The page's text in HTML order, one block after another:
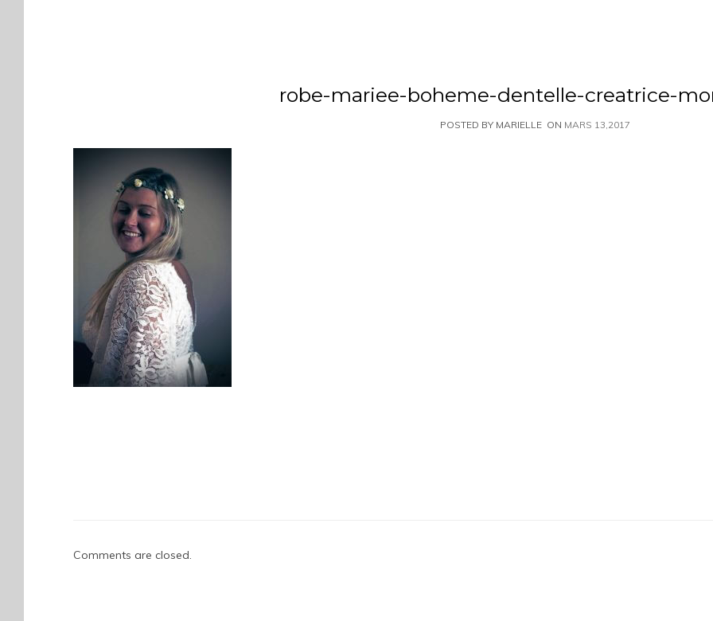
robe-mariee-boheme-dentelle-creatrice-
POSTED BY MARIELLE ON MARS 13,2017
Comments are closed.